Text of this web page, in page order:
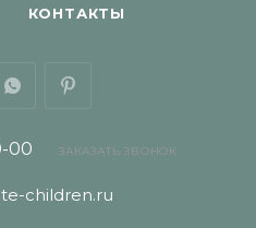
КОНТАКТЫ
00 ЗАКАЗАТЬ ЗВОНОК
children.ru